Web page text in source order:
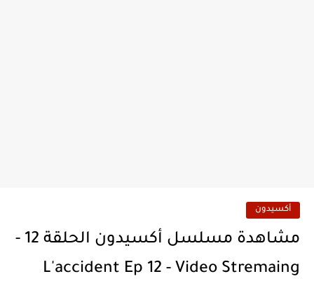
أكسيدون
مشاهدة مسلسل أكسيدون الحلقة 12 -
L'accident Ep 12 - Video Stremaing